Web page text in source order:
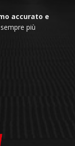
accurato e
più